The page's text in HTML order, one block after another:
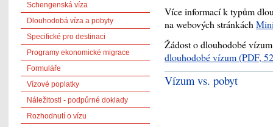
Více informací k typům
na webových stránkách
Žádost o dlouhodobé
dlouhodobé vízum(PDF,
Vízum vs. pobyt
Schengenská víza
Dlouhodobá víza a pobyty
Specifické pro destinaci
Programy ekonomické migrace
Formuláře
Vízové poplatky
Náležitosti - podpůrné doklady
Rozhodnutí o vízu